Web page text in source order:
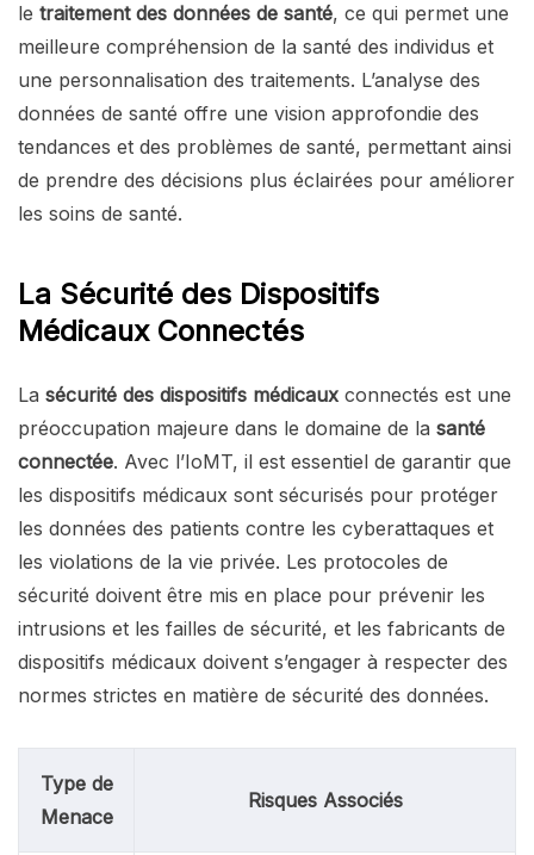
le traitement des données de santé, ce qui permet une
meilleure compréhension de la santé des individus et
une personnalisation des traitements. L’analyse des
données de santé offre une vision approfondie des
tendances et des problèmes de santé, permettant ainsi
de prendre des décisions plus éclairées pour améliorer
les soins de santé.
La Sécurité des Dispositifs
Médicaux Connectés
La sécurité des dispositifs médicaux connectés est une
préoccupation majeure dans le domaine de la santé
connectée. Avec l’IoMT, il est essentiel de garantir que
les dispositifs médicaux sont sécurisés pour protéger
les données des patients contre les cyberattaques et
les violations de la vie privée. Les protocoles de
sécurité doivent être mis en place pour prévenir les
intrusions et les failles de sécurité, et les fabricants de
dispositifs médicaux doivent s’engager à respecter des
normes strictes en matière de sécurité des données.
Type de
Menace
Risques Associés